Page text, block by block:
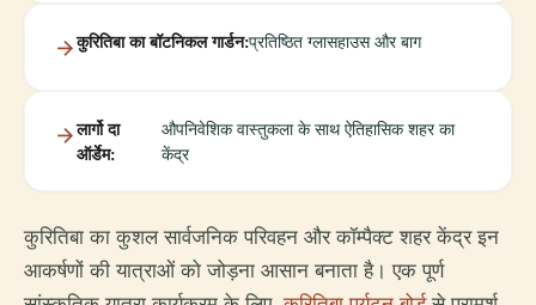
कुरितिबा का बॉटनिकल गार्डन:प्रतिष्ठित ग्लासहाउस और बाग
लार्गो दा
ऑर्डेम:
औपनिवेशिक वास्तुकला के साथ ऐतिहासिक शहर का
केंद्र
कुरितिबा का कुशल सार्वजनिक परिवहन और कॉम्पैक्ट शहर केंद्र इन
आकर्षणों की यात्राओं को जोड़ना आसान बनाता है। एक पूर्ण